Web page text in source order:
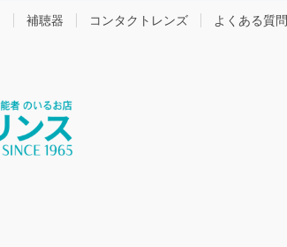
補聴器 コンタクトレンズ よくある質問